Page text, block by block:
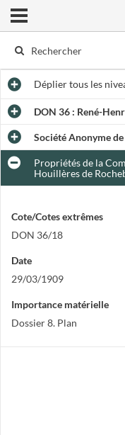
Ouvrir le menu déroulant
Dépliertous les
DON 36 : René-
Société Anonyme
Propriétés de la
Houillères de
Cote/Cotes extrêmes
DON 36/18
Date
29/03/1909
Importance matérielle
Dossier 8. Plan